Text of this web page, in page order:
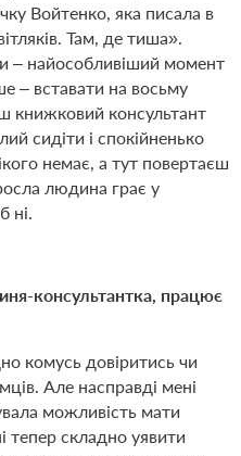
Войтенко, яка писала в
Там, де тиша».
– найособливіший момент
– вставати на восьму
книжковий консультант
сидіти і спокійненько
немає, а тут повертаєш
людина грає у
ні.
консультантка, працює
комусь довіритись чи
Але насправді мені
можливість мати
тепер складно уявити